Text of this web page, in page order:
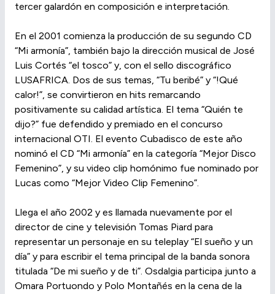
tercer galardón en composición e interpretación.
En el 2001 comienza la producción de su segundo CD
“Mi armonía”, también bajo la dirección musical de José
Luis Cortés “el tosco” y, con el sello discográfico
LUSAFRICA. Dos de sus temas, “Tu beribé” y “!Qué
calor!”, se convirtieron en hits remarcando
positivamente su calidad artística. El tema “Quién te
dijo?” fue defendido y premiado en el concurso
internacional OTI. El evento Cubadisco de este año
nominó el CD “Mi armonía” en la categoría “Mejor Disco
Femenino”, y su video clip homónimo fue nominado por
Lucas como “Mejor Video Clip Femenino”.
Llega el año 2002 y es llamada nuevamente por el
director de cine y televisión Tomas Piard para
representar un personaje en su teleplay “El sueño y un
día” y para escribir el tema principal de la banda sonora
titulada “De mi sueño y de ti”. Osdalgia participa junto a
Omara Portuondo y Polo Montañés en la cena de la